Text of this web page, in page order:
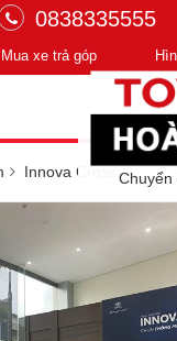
0838335555
Mua xe trả góp
Chuyển
Innova Cross